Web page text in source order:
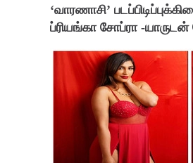
‘வாரணாசி’
ப்ரியங்கா சோப்ரா -யாருடன்